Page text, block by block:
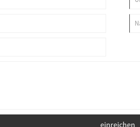
einreichen